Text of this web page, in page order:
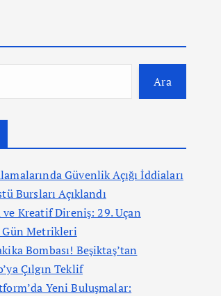
Ara
Güvenlik Açığı İddiaları
Bursları Açıklandı
ve Kreatif Direniş: 29. Uçan
Gün Metrikleri
Bombası! Beşiktaş’tan
Çılgın Teklif
Yeni Buluşmalar: